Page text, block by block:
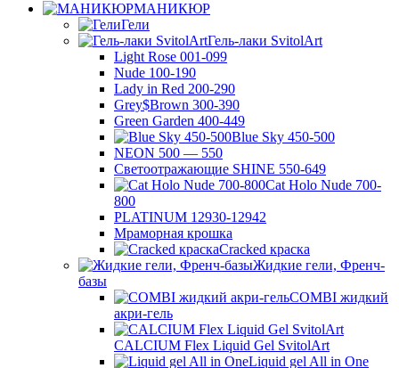
МАНИКЮР
Гели
Гель-лаки SvitolArt
Light Rose 001-099
Nude 100-190
Lady in Red 200-290
Grey$Brown 300-390
Green Garden 400-449
Blue Sky 450-500
NEON 500 — 550
Светоотражающие SHINE 550-649
Cat Holo Nude 700-
800
PLATINUM 12930-12942
Мраморная крошка
Cracked краска
Жидкие гели, Френч-
базы
COMBI жидкий
акри-гель
CALCIUM Flex Liquid Gel SvitolArt
Liquid gel All in One